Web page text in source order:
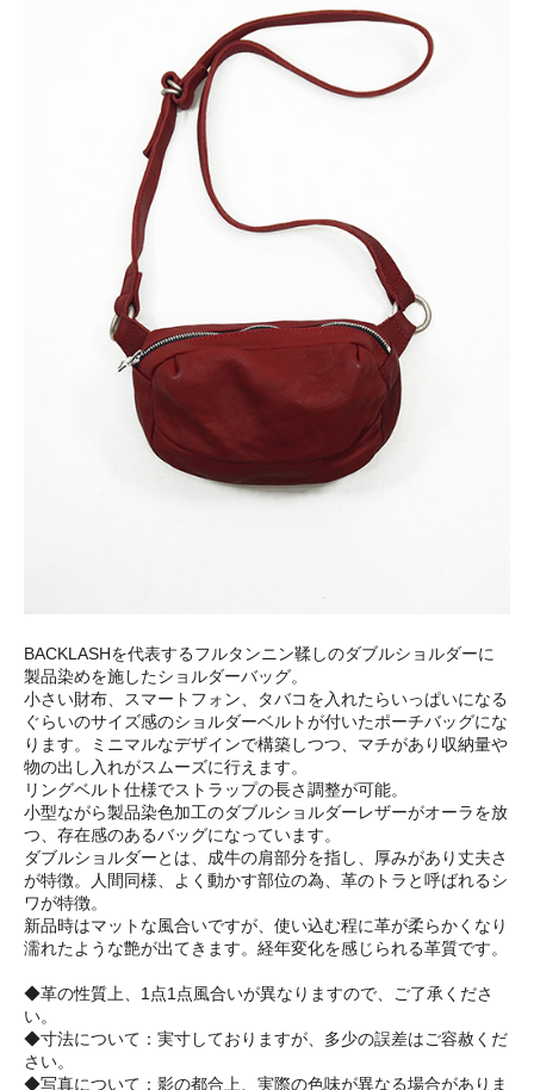
BACKLASHを代表するフルタンニン鞣しのダブルショルダーに
製品染めを施したショルダーバッグ。
小さい財布、スマートフォン、タバコを入れたらいっぱいになる
ぐらいのサイズ感のショルダーベルトが付いたポーチバッグにな
ります。ミニマルなデザインで構築しつつ、マチがあり収納量や
物の出し入れがスムーズに行えます。
リングベルト仕様でストラップの長さ調整が可能。
小型ながら製品染色加工のダブルショルダーレザーがオーラを放
つ、存在感のあるバッグになっています。
ダブルショルダーとは、成牛の肩部分を指し、厚みがあり丈夫さ
が特徴。人間同様、よく動かす部位の為、革のトラと呼ばれるシ
ワが特徴。
新品時はマットな風合いですが、使い込む程に革が柔らかくなり
濡れたような艶が出てきます。経年変化を感じられる革質です。
◆革の性質上、1点1点風合いが異なりますので、ご了承くださ
い。
◆寸法について：実寸しておりますが、多少の誤差はご容赦くだ
さい。
◆写真について：影の都合上、実際の色味が異なる場合がありま